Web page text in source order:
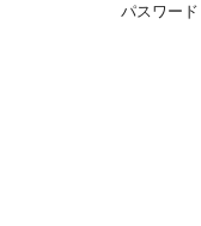
パスワード